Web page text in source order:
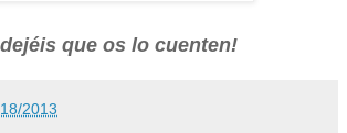
dejéis que os lo cuenten!
2013